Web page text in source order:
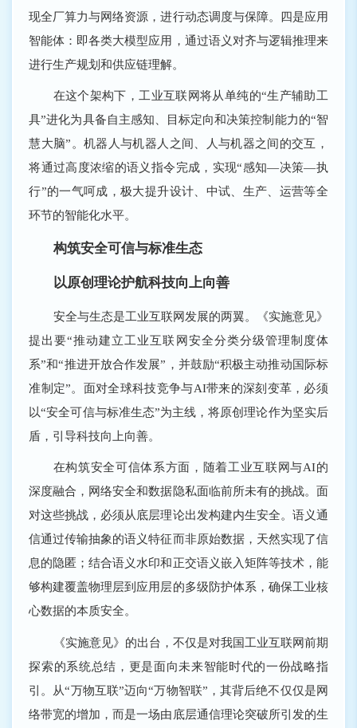
现全厂算力与网络资源，进行动态调度与保障。四是应用
智能体：即各类大模型应用，通过语义对齐与逻辑推理来
进行生产规划和供应链理解。
在这个架构下，工业互联网将从单纯的“生产辅助工
具”进化为具备自主感知、目标定向和决策控制能力的“智
慧大脑”。机器人与机器人之间、人与机器之间的交互，
将通过高度浓缩的语义指令完成，实现“感知—决策—执
行”的一气呵成，极大提升设计、中试、生产、运营等全
环节的智能化水平。
构筑安全可信与标准生态
以原创理论护航科技向上向善
安全与生态是工业互联网发展的两翼。《实施意见》
提出要“推动建立工业互联网安全分类分级管理制度体
系”和“推进开放合作发展”，并鼓励“积极主动推动国际标
准制定”。面对全球科技竞争与AI带来的深刻变革，必须
以“安全可信与标准生态”为主线，将原创理论作为坚实后
盾，引导科技向上向善。
在构筑安全可信体系方面，随着工业互联网与AI的
深度融合，网络安全和数据隐私面临前所未有的挑战。面
对这些挑战，必须从底层理论出发构建内生安全。语义通
信通过传输抽象的语义特征而非原始数据，天然实现了信
息的隐匿；结合语义水印和正交语义嵌入矩阵等技术，能
够构建覆盖物理层到应用层的多级防护体系，确保工业核
心数据的本质安全。
《实施意见》的出台，不仅是对我国工业互联网前期
探索的系统总结，更是面向未来智能时代的一份战略指
引。从“万物互联”迈向“万物智联”，其背后绝不仅仅是网
络带宽的增加，而是一场由底层通信理论突破所引发的生